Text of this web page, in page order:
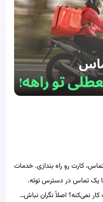
کارت رو راه بندازی. خدمات
یک تماس در دسترس توئه.
نمی‌کنه؟ اصلاً نگران نباش…